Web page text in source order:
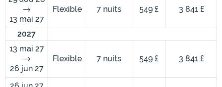
13 mai 27
Flexible 7 nuits 549 £ 3 841 £
2027
13 mai 27
26 jun 27
Flexible 7 nuits 549 £ 3 841 £